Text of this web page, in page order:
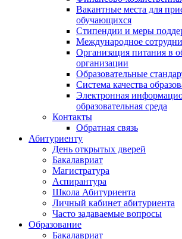
Вакантные места для
обучающихся
Стипендии и меры
Международное
Организация питания в
организации
Образовательные
Система качества
Электронная
образовательная среда
Контакты
Обратная связь
Абитуриенту
День открытых дверей
Бакалавриат
Магистратура
Аспирантура
Школа Абитуриента
Личный кабинет абитуриента
Часто задаваемые вопросы
Образование
Бакалавриат